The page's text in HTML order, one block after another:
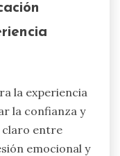
la experiencia
la confianza y
claro entre
emocional y